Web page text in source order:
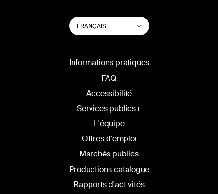
CHANGER
LA
LANGUE
FRANÇAIS Lister les actions
Informations pratiques
FAQ
Accessibilité
Services publics+
L'équipe
Offres d'emploi
Marchés publics
Productions catalogue
Rapports d'activités